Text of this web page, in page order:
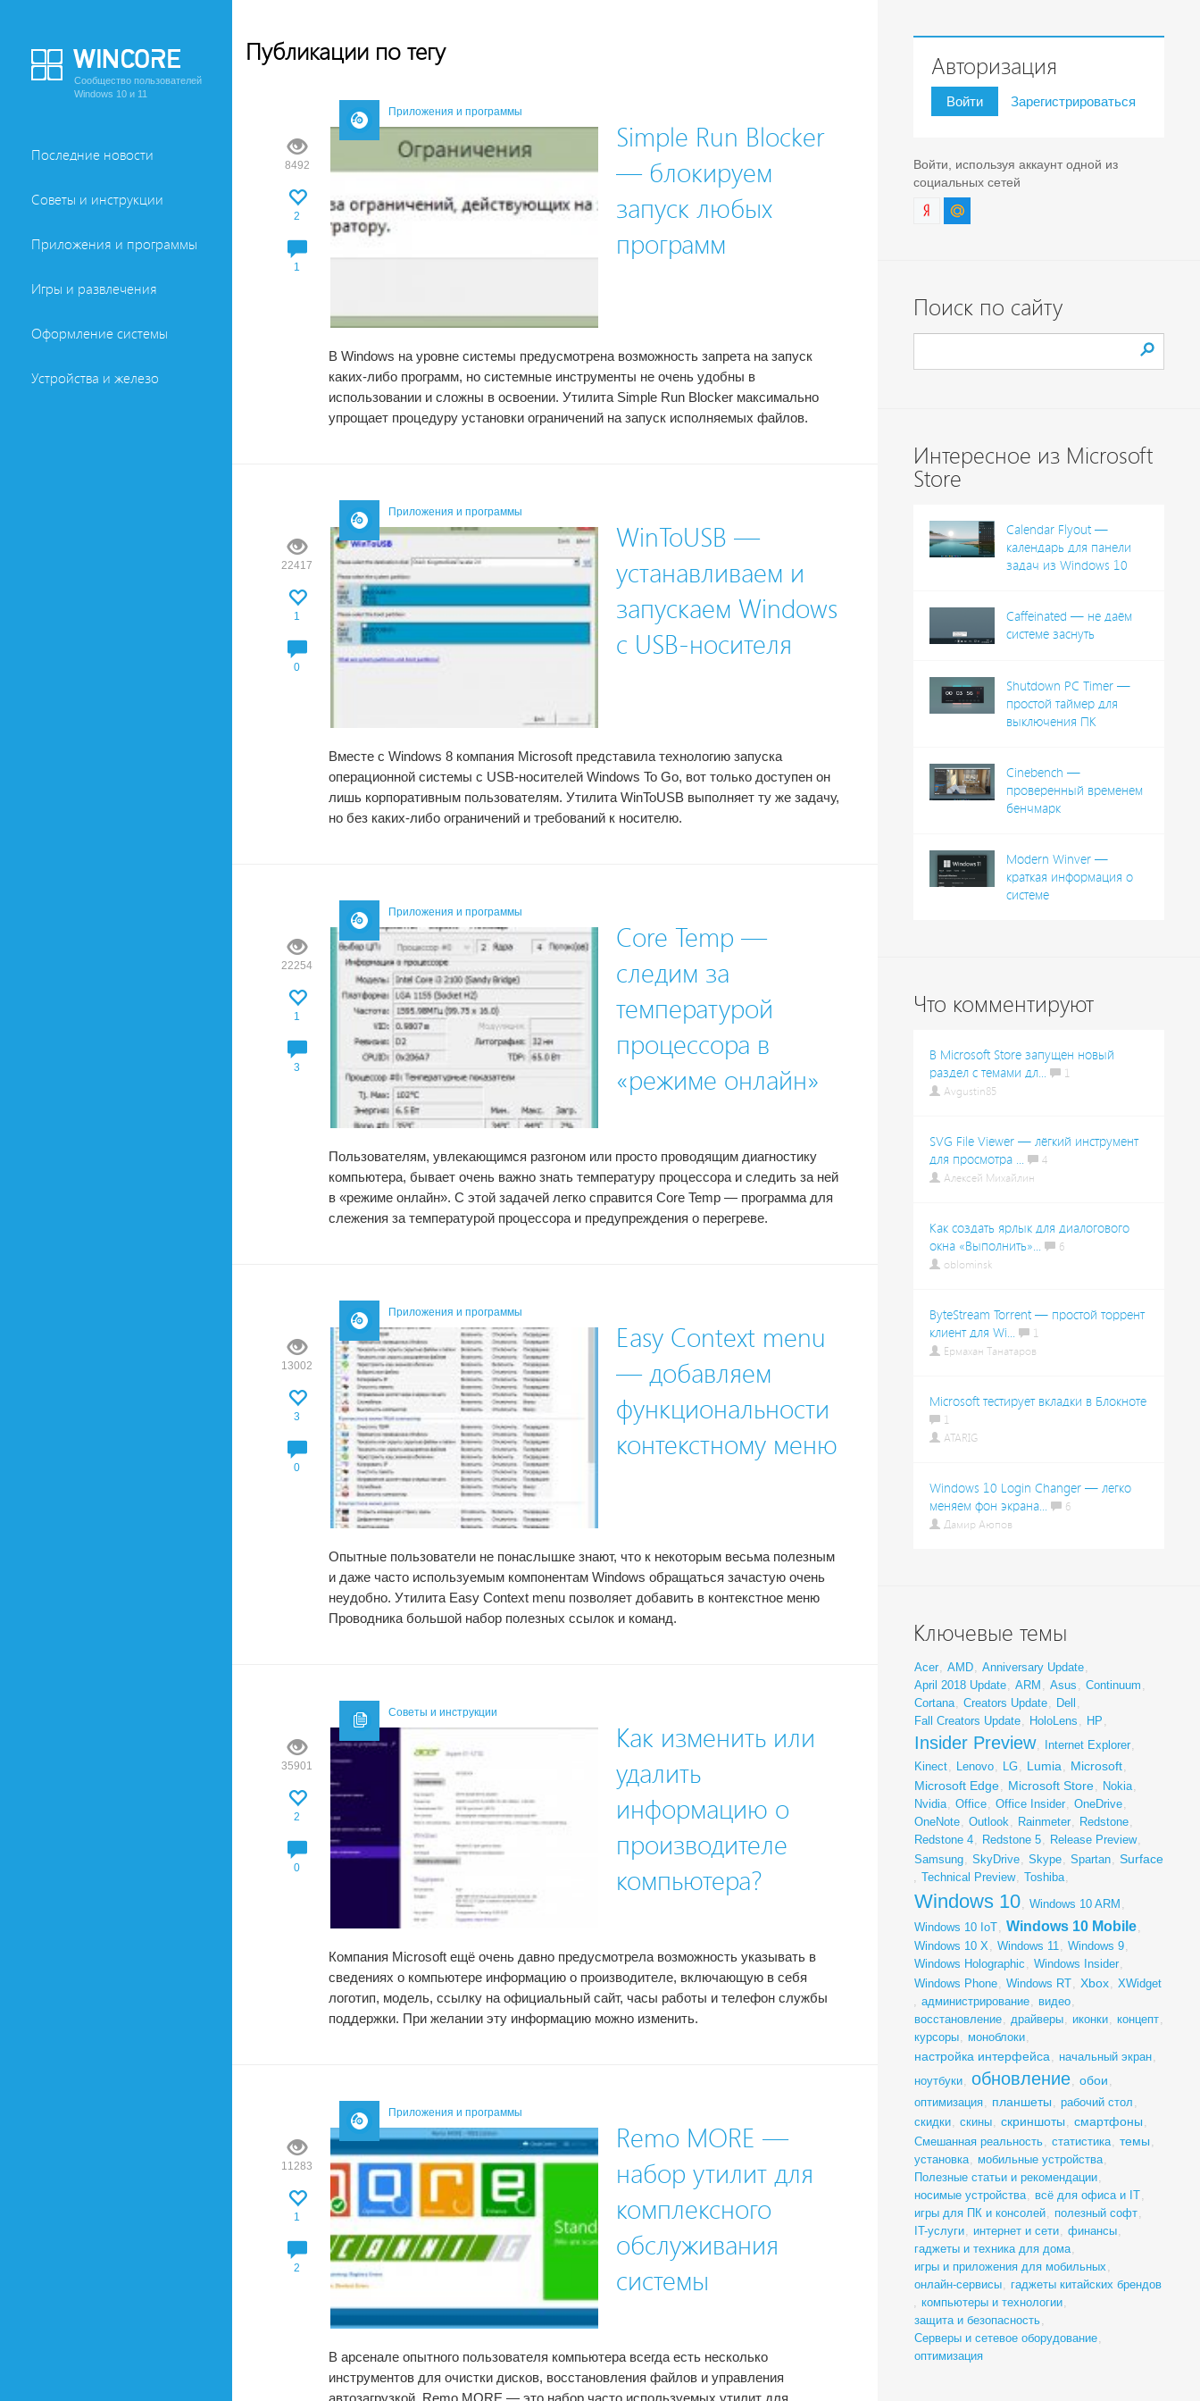
Сообщество пользователей
Windows 10 и 11
Последние новости
Советы и инструкции
Приложения и программы
Игры и развлечения
Оформление системы
Устройства и железо
Публикации по тегу
8492
2
1
Приложения и программы
Simple Run Blocker
— блокируем
запуск любых
программ
В Windows на уровне системы предусмотрена возможность запрета на запуск
каких-либо программ, но системные инструменты не очень удобны в
использовании и сложны в освоении. Утилита Simple Run Blocker максимально
упрощает процедуру установки ограничений на запуск исполняемых файлов.
22417
1
0
Приложения и программы
WinToUSB —
устанавливаем и
запускаем Windows
с USB-носителя
Вместе с Windows 8 компания Microsoft представила технологию запуска
операционной системы с USB-носителей Windows To Go, вот только доступен он
лишь корпоративным пользователям. Утилита WinToUSB выполняет ту же задачу,
но без каких-либо ограничений и требований к носителю.
22254
1
3
Приложения и программы
Core Temp —
следим за
температурой
процессора в
«режиме онлайн»
Пользователям, увлекающимся разгоном или просто проводящим диагностику
компьютера, бывает очень важно знать температуру процессора и следить за ней
в «режиме онлайн». С этой задачей легко справится Core Temp — программа для
слежения за температурой процессора и предупреждения о перегреве.
13002
3
0
Приложения и программы
Easy Context menu
— добавляем
функциональности
контекстному меню
Опытные пользователи не понаслышке знают, что к некоторым весьма полезным
и даже часто используемым компонентам Windows обращаться зачастую очень
неудобно. Утилита Easy Context menu позволяет добавить в контекстное меню
Проводника большой набор полезных ссылок и команд.
35901
2
0
Советы и инструкции
Как изменить или
удалить
информацию о
производителе
компьютера?
Компания Microsoft ещё очень давно предусмотрела возможность указывать в
сведениях о компьютере информацию о производителе, включающую в себя
логотип, модель, ссылку на официальный сайт, часы работы и телефон службы
поддержки. При желании эту информацию можно изменить.
11283
1
2
Приложения и программы
Remo MORE —
набор утилит для
комплексного
обслуживания
системы
В арсенале опытного пользователя компьютера всегда есть несколько
инструментов для очистки дисков, восстановления файлов и управления
автозагрузкой. Remo MORE — это набор часто используемых утилит для
Авторизация
Войти Зарегистрироваться
Войти, используя аккаунт одной из
социальных сетей
Поиск по сайту
Интересное из Microsoft
Store
Calendar Flyout —
календарь для панели
задач из Windows 10
Caffeinated — не даём
системе заснуть
Shutdown PC Timer —
простой таймер для
выключения ПК
Cinebench —
проверенный временем
бенчмарк
Modern Winver —
краткая информация о
системе
Что комментируют
В Microsoft Store запущен новый
раздел с темами дл...
1
Avgustin85
SVG File Viewer — лёгкий инструмент
для просмотра ...
4
Алексей Михайлин
Как создать ярлык для диалогового
окна «Выполнить»...
6
oblominsk
ByteStream Torrent — простой торрент
клиент для Wi...
1
Ермахан Танатаров
Microsoft тестирует вкладки в Блокноте
1
ATARIG
Windows 10 Login Changer — легко
меняем фон экрана...
6
Дамир Аюпов
Ключевые темы
Acer, AMD, Anniversary Update,
April 2018 Update, ARM , Asus , Continuum ,
Cortana, Creators Update, Dell ,
Fall Creators Update, HoloLens , HP ,
Insider Preview, Internet Explorer,
Kinect, Lenovo, LG, Lumia, Microsoft,
Microsoft Edge, Microsoft Store, Nokia,
Nvidia, Office, Office Insider, OneDrive,
OneNote, Outlook, Rainmeter, Redstone,
Redstone 4, Redstone 5, Release Preview,
Samsung, SkyDrive, Skype, Spartan, Surface
, Technical Preview, Toshiba,
Windows 10, Windows 10 ARM ,
Windows 10 IoT, Windows 10 Mobile,
Windows 10 X, Windows 11, Windows 9,
Windows Holographic , Windows Insider,
Windows Phone, Windows RT, Xbox, XWidget
, администрирование, видео,
восстановление, драйверы, иконки, концепт,
курсоры, моноблоки,
настройка интерфейса, начальный экран,
ноутбуки, обновление, обои ,
оптимизация, планшеты , рабочий стол ,
скидки, скины, скриншоты , смартфоны ,
Смешанная реальность, статистика, темы ,
установка, мобильные устройства,
Полезные статьи и рекомендации,
носимые устройства, всё для офиса и IT,
игры для ПК и консолей, полезный софт,
IT-услуги, интернет и сети, финансы,
гаджеты и техника для дома,
игры и приложения для мобильных ,
онлайн-сервисы, гаджеты китайских брендов
, компьютеры и технологии,
защита и безопасность,
Серверы и сетевое оборудование,
оптимизация